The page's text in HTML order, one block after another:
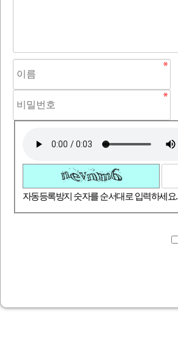
자동등록방지 숫자를 순서대로 입력하세요.